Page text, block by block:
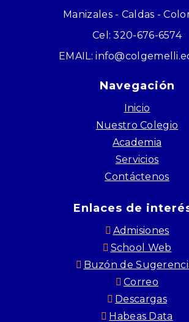
Manizales - Caldas -
Cel: 320-676-6574
EMAIL:
Navegación
Inicio
Nuestro Colegio
Academia
Servicios
Contáctenos
Enlaces de
Admisiones
School Web
Buzón de
Correo
Descargas
Habeas Data